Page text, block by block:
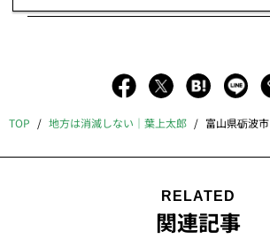
TOP 地方は消滅しない｜葉上太郎 富山県砺波市
RELATED
関連記事